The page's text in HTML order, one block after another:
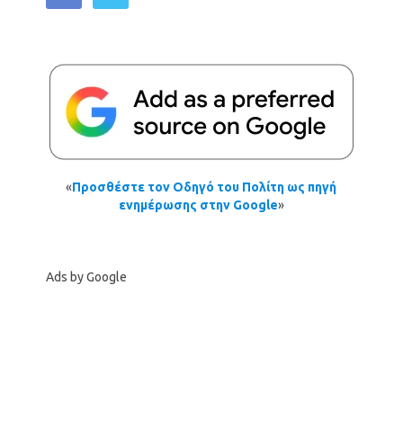
«Προσθέστε τον Οδηγό του Πολίτη ως πηγή
ενημέρωσης στην Google»
Ads by Google